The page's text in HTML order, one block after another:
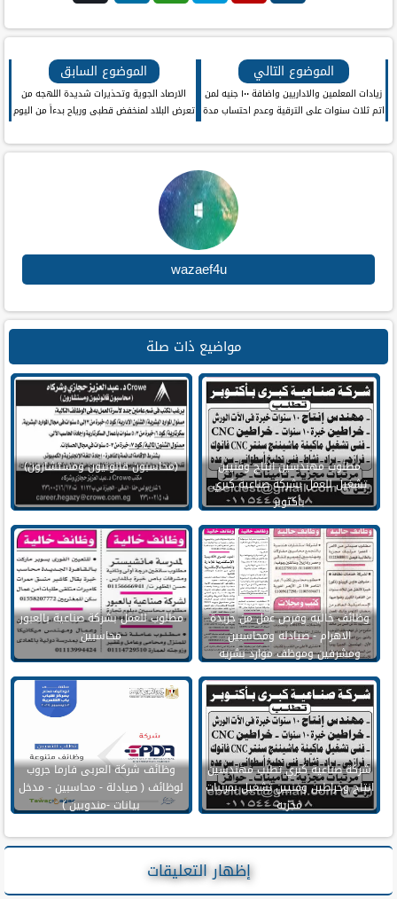
بوك
الموضوع التالي
زيادات المعلمين والاداريين واضافة ١٠٠ جنيه لمن
اتم ثلاث سنوات على الترقية وعدم احتساب مدة
الموضوع السابق
الارصاد الجوية وتحذيرات شديدة اللهجه من
تعرض البلاد لمنخفض قطبى ورياح بدءاً من اليوم
wazaef4u
مواضيع ذات صلة
مطلوب مهندسين انتاج وفنيين
تشغيل للعمل بشركة صناعية كبري
بأكتوبر
(محاسبون قانونيون ومستشارون)
وظائف خاليه وفرص عمل من جريدة
الاهرام - صيادله ومحاسبين
ومشرفين وموظف موارد بشريه
مطلوب للعمل بشركة صناعية بالعبور
محاسبين
شركة صناعية كبري تطلب مهندسين
انتاج وخراطين وفنيين تشغيل بمرتبات
مجزيه
وظائف شركة العربى فارما جروب
لوظائف ( صيادلة - محاسبين - مدخل
بيانات -مندوبين )
إظهار التعليقات